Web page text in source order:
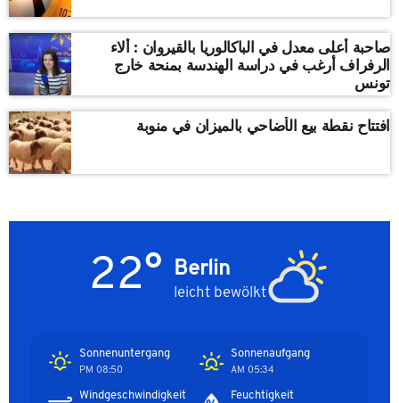
صاحبة أعلى معدل في الباكالوريا بالقيروان : ألاء
الرفراف أرغب في دراسة الهندسة بمنحة خارج
تونس
افتتاح نقطة بيع الأضاحي بالميزان في منوبة
Berlin
leicht bewölkt
22°
Sonnenaufgang
05:34 AM
Sonnenuntergang
08:50 PM
Feuchtigkeit
Windgeschwindigkeit